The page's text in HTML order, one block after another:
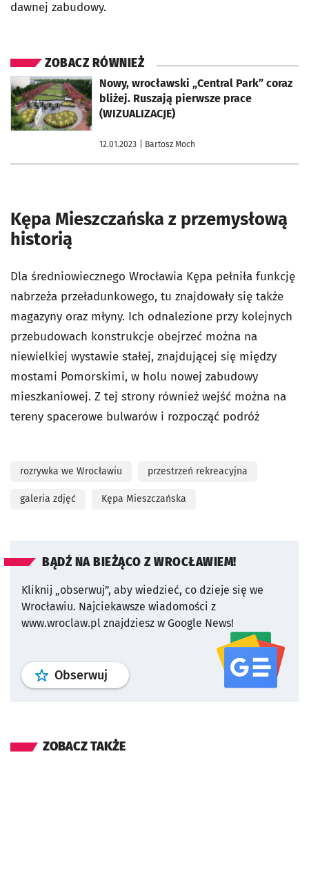
dawnej zabudowy.
ZOBACZ RÓWNIEŻ
Nowy, wrocławski „Central Park” coraz
bliżej. Ruszają pierwsze prace
(WIZUALIZACJE)
12.01.2023 | Bartosz Moch
otworzy się w nowej karcie
Kępa Mieszczańska z przemysłową
historią
Dla średniowiecznego Wrocławia Kępa pełniła funkcję
nabrzeża przeładunkowego, tu znajdowały się także
magazyny oraz młyny. Ich odnalezione przy kolejnych
przebudowach konstrukcje obejrzeć można na
niewielkiej wystawie stałej, znajdującej się między
mostami Pomorskimi, w holu nowej zabudowy
mieszkaniowej. Z tej strony również wejść można na
tereny spacerowe bulwarów i rozpocząć podróż
rozrywka we Wrocławiu przestrzeń rekreacyjna
galeria zdjęć Kępa Mieszczańska
BĄDŹ NA BIEŻĄCO Z WROCŁAWIEM!
Kliknij „obserwuj”, aby wiedzieć, co dzieje się we
Wrocławiu. Najciekawsze wiadomości z
www.wroclaw.pl znajdziesz w Google News!
Obserwuj profil serwisu
ZOBACZ TAKŻE